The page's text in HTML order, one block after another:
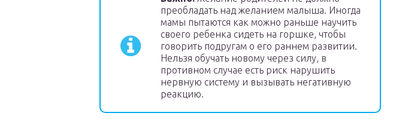
преобладать над желанием малыша. Иногда
мамы пытаются как можно раньше научить
своего ребенка сидеть на горшке, чтобы
говорить подругам о его раннем развитии.
Нельзя обучать новому через силу, в
противном случае есть риск нарушить
нервную систему и вызывать негативную
реакцию.